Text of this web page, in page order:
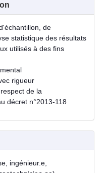
de
statistique des résultats
utilisés à des fins
rigueur
de la
décret n°2013-118
ingénieur.e,